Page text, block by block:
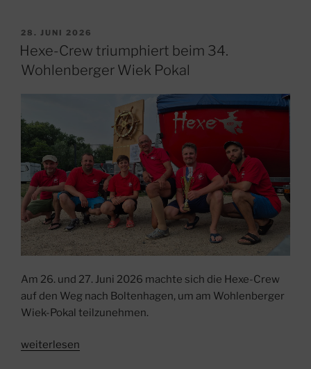
VERÖFFENTLICHT
AM
28. JUNI 2026
Hexe-Crew triumphiert beim 34.
Wohlenberger Wiek Pokal
Am 26. und 27. Juni 2026 machte sich die Hexe-Crew
auf den Weg nach Boltenhagen, um am Wohlenberger
Wiek-Pokal teilzunehmen.
„Hexe-
weiterlesen